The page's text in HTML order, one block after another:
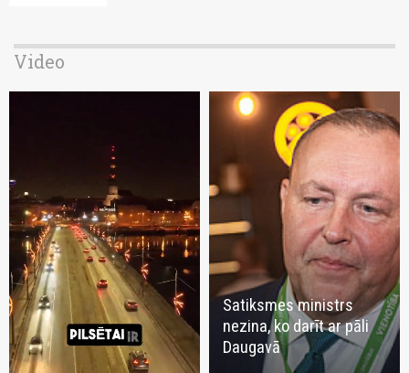
Video
Satiksmes ministrs
nezina, ko darīt ar pāli
Daugavā